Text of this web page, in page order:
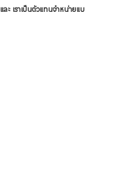
ะ เราเป็นตัวแทนจำหน่ายแบ